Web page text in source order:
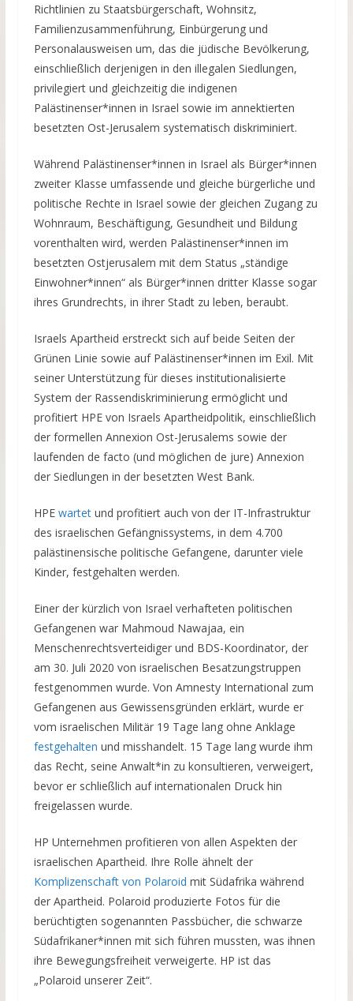
Richtlinien zu Staatsbürgerschaft, Wohnsitz,
Familienzusammenführung, Einbürgerung und
Personalausweisen um, das die jüdische Bevölkerung,
einschließlich derjenigen in den illegalen Siedlungen,
privilegiert und gleichzeitig die indigenen
Palästinenser*innen in Israel sowie im annektierten
besetzten Ost-Jerusalem systematisch diskriminiert.
Während Palästinenser*innen in Israel als Bürger*innen
zweiter Klasse umfassende und gleiche bürgerliche und
politische Rechte in Israel sowie der gleichen Zugang zu
Wohnraum, Beschäftigung, Gesundheit und Bildung
vorenthalten wird, werden Palästinenser*innen im
besetzten Ostjerusalem mit dem Status „ständige
Einwohner*innen“ als Bürger*innen dritter Klasse sogar
ihres Grundrechts, in ihrer Stadt zu leben, beraubt.
Israels Apartheid erstreckt sich auf beide Seiten der
Grünen Linie sowie auf Palästinenser*innen im Exil. Mit
seiner Unterstützung für dieses institutionalisierte
System der Rassendiskriminierung ermöglicht und
profitiert HPE von Israels Apartheidpolitik, einschließlich
der formellen Annexion Ost-Jerusalems sowie der
laufenden de facto (und möglichen de jure) Annexion
der Siedlungen in der besetzten West Bank.
HPE wartetund profitiert auch von der IT-Infrastruktur
des israelischen Gefängnissystems, in dem 4.700
palästinensische politische Gefangene, darunter viele
Kinder, festgehalten werden.
Einer der kürzlich von Israel verhafteten politischen
Gefangenen war Mahmoud Nawajaa, ein
Menschenrechtsverteidiger und BDS-Koordinator, der
am 30. Juli 2020 von israelischen Besatzungstruppen
festgenommen wurde. Von Amnesty International zum
Gefangenen aus Gewissensgründen erklärt, wurde er
vom israelischen Militär 19 Tage lang ohne Anklage
festgehalten und misshandelt. 15 Tage lang wurde ihm
das Recht, seine Anwalt*in zu konsultieren, verweigert,
bevor er schließlich auf internationalen Druck hin
freigelassen wurde.
HP Unternehmen profitieren von allen Aspekten der
israelischen Apartheid. Ihre Rolle ähnelt der
Komplizenschaft von Polaroid mit Südafrika während
der Apartheid. Polaroid produzierte Fotos für die
berüchtigten sogenannten Passbücher, die schwarze
Südafrikaner*innen mit sich führen mussten, was ihnen
ihre Bewegungsfreiheit verweigerte. HP ist das
„Polaroid unserer Zeit“.